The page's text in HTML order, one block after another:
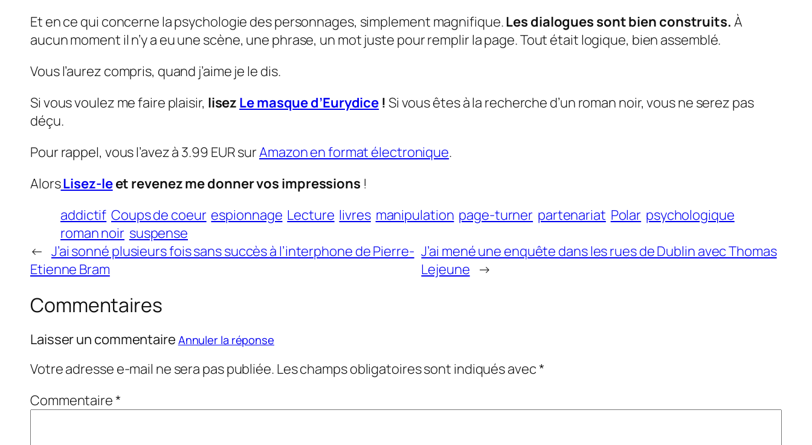
Et en ce qui concerne la psychologie des personnages, simplement magnifique.Les dialogues sont bien construits. À
aucun moment il n’y a eu une scène, une phrase, un mot juste pour remplir la page. Tout était logique, bien assemblé.
Vous l’aurez compris, quand j’aime je le dis.
Si vous voulez me faire plaisir, lisez Le masque d’Eurydice ! Si vous êtes à la recherche d’un roman noir, vous ne serez pas
déçu.
Pour rappel, vous l’avez à 3.99 EUR surAmazon en format électronique.
AlorsLisez-leet revenez me donner vos impressions !
addictif Coups de coeur espionnage Lecture livres manipulation page-turner partenariat Polar psychologique
roman noir suspense
← J’ai sonné plusieurs fois sans succès à l’interphone de Pierre-
Etienne Bram
J’ai mené une enquête dans les rues de Dublin avec Thomas
Lejeune →
Commentaires
Laisser un commentaire Annuler la réponse
Votre adresse e-mail ne sera pas publiée. Les champs obligatoires sont indiqués avec*
Commentaire*